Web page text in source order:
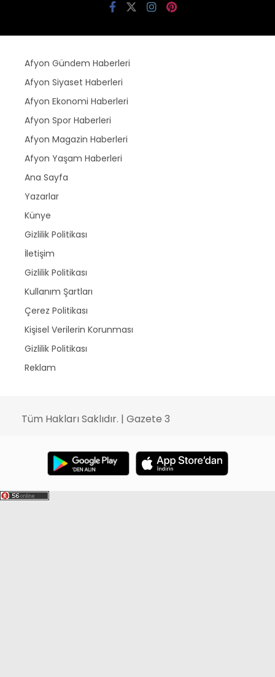
Afyon Gündem Haberleri
Afyon Siyaset Haberleri
Afyon Ekonomi Haberleri
Afyon Spor Haberleri
Afyon Magazin Haberleri
Afyon Yaşam Haberleri
Ana Sayfa
Yazarlar
Künye
Gizlilik Politikası
İletişim
Gizlilik Politikası
Kullanım Şartları
Çerez Politikası
Kişisel Verilerin Korunması
Gizlilik Politikası
Reklam
Tüm Hakları Saklıdır. | Gazete 3